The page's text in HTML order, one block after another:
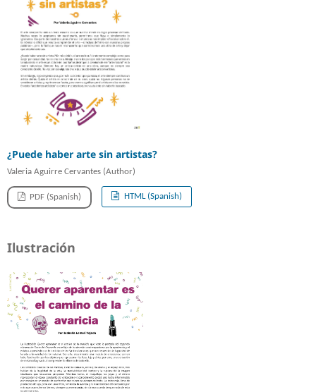
¿Puede haber arte sin artistas?
Valeria Aguirre Cervantes (Author)
PDF (Spanish) HTML (Spanish)
Ilustración